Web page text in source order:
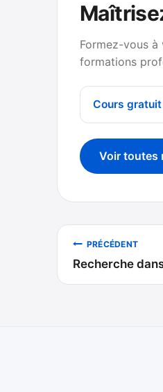
Formez-vous à
formations
Cours
Voir toutes
Navigation
de
PRÉCÉDENT
Recherche